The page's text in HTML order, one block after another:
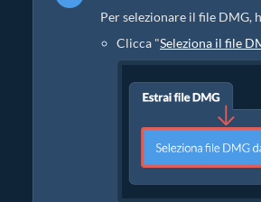
Per selezionare il file DMG,
Clicca "Seleziona il file